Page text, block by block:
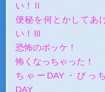
い！Ⅱ
便秘を何とかしてあ
い！Ⅲ
恐怖のポッケ！
怖くなっちゃった！
ちゃーDAY・びっ
DAY